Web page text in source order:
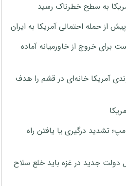
به سطح خطرناک رسید
از حمله احتمالی آمریکا به ایران
برای خروج از خاورمیانه آماده
بمب ۲۰۰۰ پوندی آمریکا خانه‌ای در قشم را هدف
تشدید درگیری یا یافتن راه
جدید در غزه باید خلع سلاح